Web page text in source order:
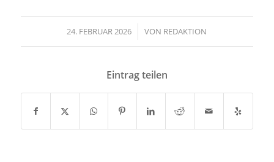
24. FEBRUAR 2026
/ VON REDAKTION
Eintrag teilen